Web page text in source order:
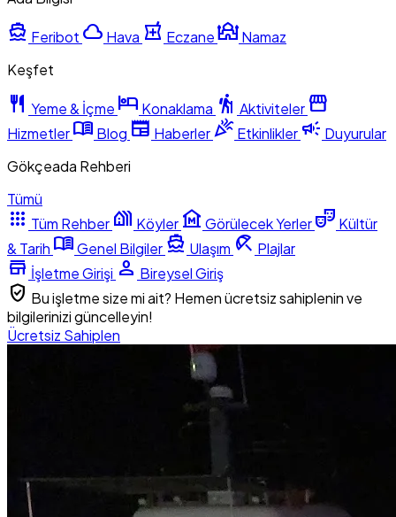
directions_boat Feribot cloud Hava local_pharmacy EczanemosqueNamaz
Keşfet
restaurant Yeme & İçme hotel Konaklama hiking Aktiviteler storefront
Hizmetlermenu_book Blog newspaper Haberler celebrationEtkinlikler campaign Duyurular
Gökçeada Rehberi
Tümü
apps Tüm Rehber holiday_village Köyler museum Görülecek Yerlertheater_comedy Kültür
& Tarih menu_bookGenel Bilgiler directions_boat Ulaşım beach_access Plajlar
store İşletme Girişi person Bireysel Giriş
verified_user Bu işletme size mi ait? Hemen ücretsiz sahiplenin ve
bilgilerinizi güncelleyin!
Ücretsiz Sahiplen